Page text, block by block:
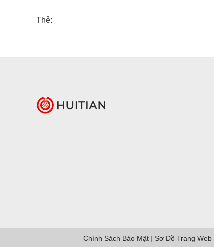
Thẻ:
Chính Sách Bảo Mật | Sơ Đồ Trang Web